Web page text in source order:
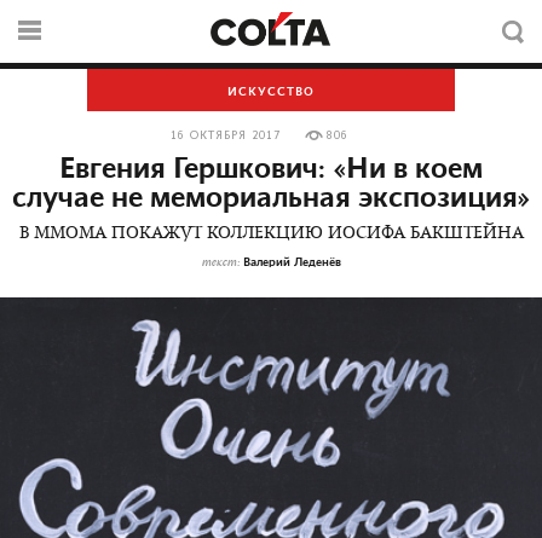
ИСКУССТВО
16 ОКТЯБРЯ 2017 806
Евгения Гершкович: «Ни в коем
случае не мемориальная экспозиция»
В MMOMA ПОКАЖУТ КОЛЛЕКЦИЮ ИОСИФА БАКШТЕЙНА
текст: Валерий Леденёв